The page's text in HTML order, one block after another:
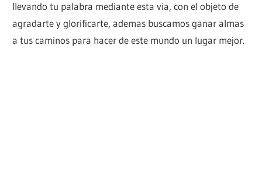
llevando tu palabra mediante esta via, con el objeto de
agradarte y glorificarte, ademas buscamos ganar almas
a tus caminos para hacer de este mundo un lugar mejor.